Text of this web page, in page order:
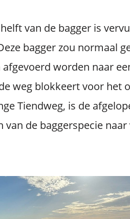
van de bagger is
bagger zou normaal
afgevoerd worden naar
weg blokkeert voor het
Tiendweg, is de
de baggerspecie naar